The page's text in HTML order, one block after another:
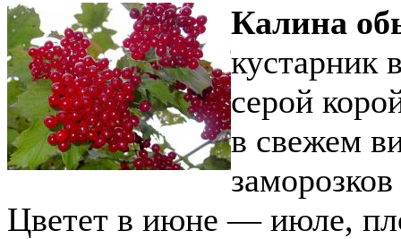
Калина
кустарник
серой
в свежем
Цветет в июне — июле,